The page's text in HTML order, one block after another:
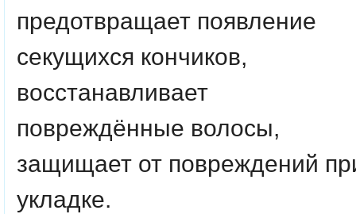
предотвращает появление
секущихся кончиков,
восстанавливает
повреждённые волосы,
защищает от повреждений
укладке.